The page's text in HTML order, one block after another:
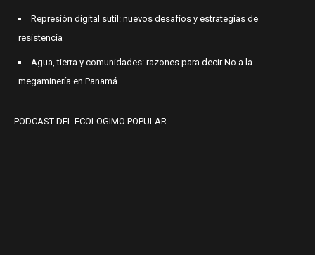
Represión digital sutil: nuevos desafíos y estrategias de
resistencia
Agua, tierra y comunidades: razones para decir No a la
megaminería en Panamá
PODCAST DEL ECOLOGIMO POPULAR